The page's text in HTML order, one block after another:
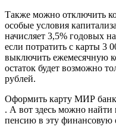
Также можно отключить
особые условия
начисляет 3,5% годовых
если потратить с карты 3
выключить ежемесячную
остаток будет возможно
рублей.
Оформить карту МИР
. А вот здесь можно
пенсию в эту финансовую